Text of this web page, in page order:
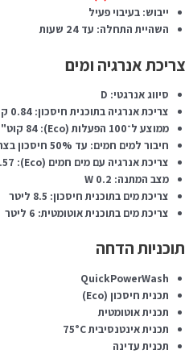
ייבוש: בעיבוי פעיל
השהיית התחלה: עד 24 שעות
אנרגיה ומים
סיווג אנרגטי: D
צריכת אנרגיה בתוכנית חיסכון: 0.84 קוט"ש
ממוצע ל־100 הפעלות (Eco): 84 קוט"ש
חיבור למים חמים: עד 50% חיסכון בצריכת החשמל
צריכת אנרגיה עם מים חמים (Eco): 0.57 קוט"ש
מצב המתנה: 0.2 W
צריכת מים בתוכנית חיסכון: 8.5 ליטר
צריכת מים בתוכנית אוטומטית: 6 ליטר
הדחה
QuickPowerWash
תכנית חיסכון (Eco)
תכנית אוטומטית
תכנית אינטנסיבית 75°C
תכנית עדינה